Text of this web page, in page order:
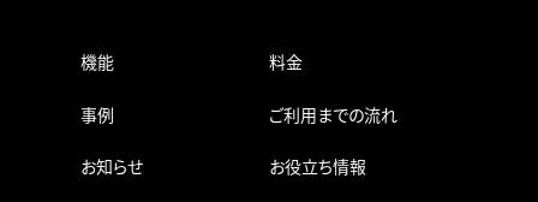
機能 料金
事例 ご利用までの流れ
お知らせ お役立ち情報